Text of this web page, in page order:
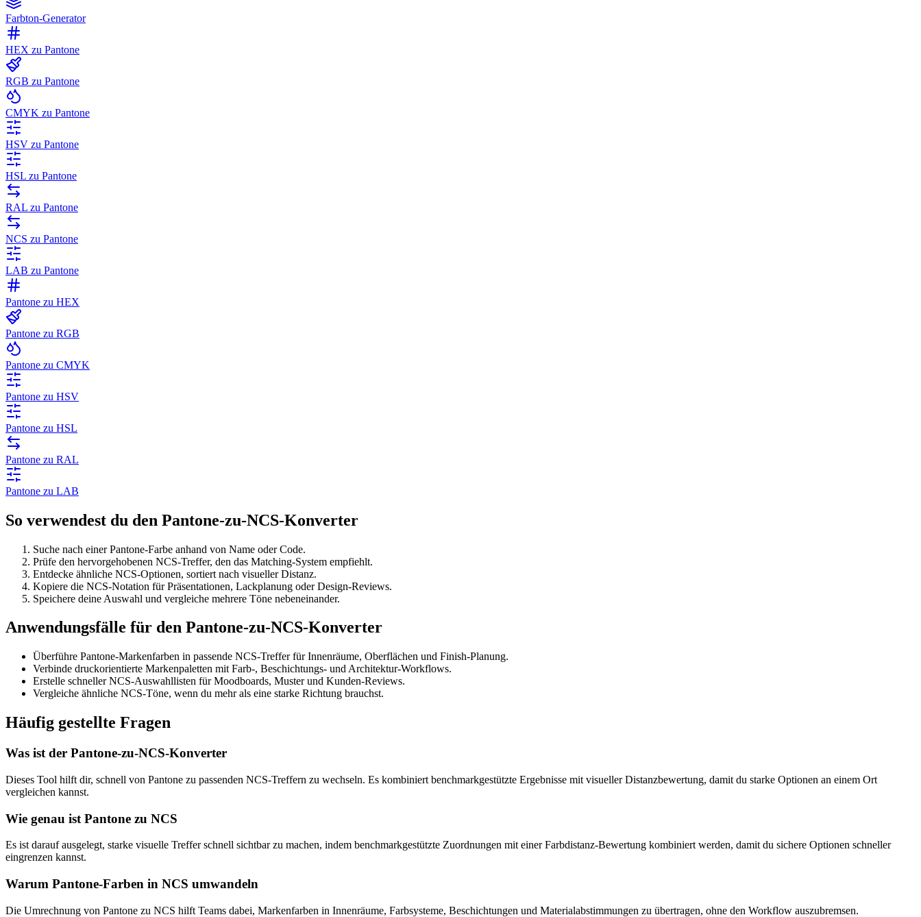
Farbton-Generator
HEX zu Pantone
RGB zu Pantone
CMYK zu Pantone
HSV zu Pantone
HSL zu Pantone
RAL zu Pantone
NCS zu Pantone
LAB zu Pantone
Pantone zu HEX
Pantone zu RGB
Pantone zu CMYK
Pantone zu HSV
Pantone zu HSL
Pantone zu RAL
Pantone zu LAB
So verwendest du den Pantone-zu-NCS-Konverter
Suche nach einer Pantone-Farbe anhand von Name oder Code.
Prüfe den hervorgehobenen NCS-Treffer, den das Matching-System empfiehlt.
Entdecke ähnliche NCS-Optionen, sortiert nach visueller Distanz.
Kopiere die NCS-Notation für Präsentationen, Lackplanung oder Design-Reviews.
Speichere deine Auswahl und vergleiche mehrere Töne nebeneinander.
Anwendungsfälle für den Pantone-zu-NCS-Konverter
Überführe Pantone-Markenfarben in passende NCS-Treffer für Innenräume, Oberflächen und Finish-Planung.
Verbinde druckorientierte Markenpaletten mit Farb-, Beschichtungs- und Architektur-Workflows.
Erstelle schneller NCS-Auswahllisten für Moodboards, Muster und Kunden-Reviews.
Vergleiche ähnliche NCS-Töne, wenn du mehr als eine starke Richtung brauchst.
Häufig gestellte Fragen
Was ist der Pantone-zu-NCS-Konverter
Dieses Tool hilft dir, schnell von Pantone zu passenden NCS-Treffern zu wechseln. Es kombiniert benchmarkgestützte Ergebnisse mit visueller Distanzbewertung, damit du starke Optionen an einem Ort
vergleichen kannst.
Wie genau ist Pantone zu NCS
Es ist darauf ausgelegt, starke visuelle Treffer schnell sichtbar zu machen, indem benchmarkgestützte Zuordnungen mit einer Farbdistanz-Bewertung kombiniert werden, damit du sichere Optionen schneller
eingrenzen kannst.
Warum Pantone-Farben in NCS umwandeln
Die Umrechnung von Pantone zu NCS hilft Teams dabei, Markenfarben in Innenräume, Farbsysteme, Beschichtungen und Materialabstimmungen zu übertragen, ohne den Workflow auszubremsen.